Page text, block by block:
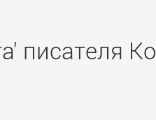
писателя